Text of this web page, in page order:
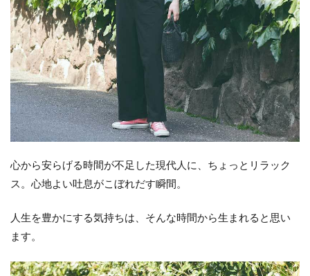
心から安らげる時間が不足した現代人に、ちょっとリラック
ス。心地よい吐息がこぼれだす瞬間。
人生を豊かにする気持ちは、そんな時間から生まれると思い
ます。